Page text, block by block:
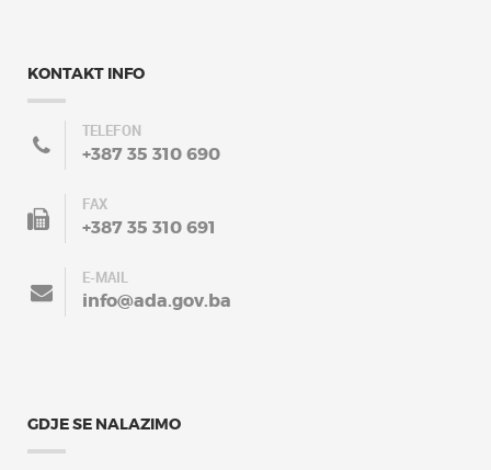
KONTAKT INFO
TELEFON
+387 35 310 690
FAX
+387 35 310 691
E-MAIL
info@ada.gov.ba
GDJE SE NALAZIMO